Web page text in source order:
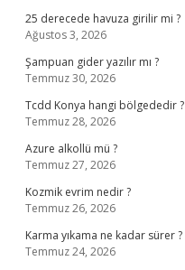
25 derecede havuza girilir mi ?
Ağustos 3, 2026
Şampuan gider yazılır mı ?
Temmuz 30, 2026
Tcdd Konya hangi bölgededir ?
Temmuz 28, 2026
Azure alkollü mü ?
Temmuz 27, 2026
Kozmik evrim nedir ?
Temmuz 26, 2026
Karma yıkama ne kadar sürer ?
Temmuz 24, 2026